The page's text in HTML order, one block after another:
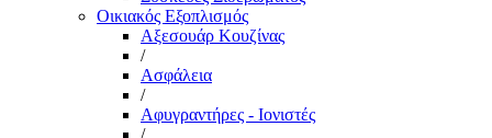
Οικιακός Εξοπλισμός
Αξεσουάρ Κουζίνας
/
Ασφάλεια
/
Αφυγραντήρες - Ιονιστές
/